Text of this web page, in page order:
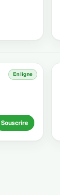
En ligne
Souscrire